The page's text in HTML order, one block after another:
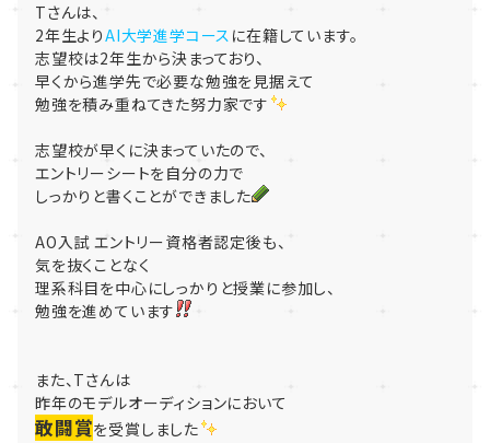
Tさんは、
2年生よりAI大学進学コース に在籍しています。
志望校は2年生から決まっており、
早くから進学先で必要な勉強を見据えて
勉強を積み重ねてきた努力家です
志望校が早くに決まっていたので、
エントリーシートを自分の力で
しっかりと書くことができました
AO入試 エントリー資格者認定後も、
気を抜くことなく
理系科目を中心にしっかりと授業に参加し、
勉強を進めています
また、Tさんは
昨年のモデルオーディションにおいて
敢闘賞を受賞しました